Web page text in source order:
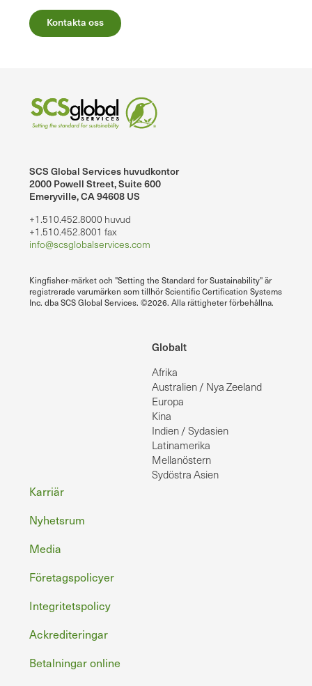
Kontakta oss
SCS Global Services huvudkontor
2000 Powell Street, Suite 600
Emeryville, CA 94608 US
+1.510.452.8000 huvud
+1.510.452.8001 fax
info@scsglobalservices.com
Kingfisher-märket och "Setting the Standard for Sustainability" är
registrerade varumärken som tillhör Scientific Certification Systems
Inc. dba SCS Global Services. ©2026. Alla rättigheter förbehållna.
Globalt
Afrika
Australien / Nya Zeeland
Europa
Kina
Indien / Sydasien
Latinamerika
Mellanöstern
Sydöstra Asien
Sidfot
Karriär
Nyhetsrum
Media
Företagspolicyer
Integritetspolicy
Ackrediteringar
Betalningar online